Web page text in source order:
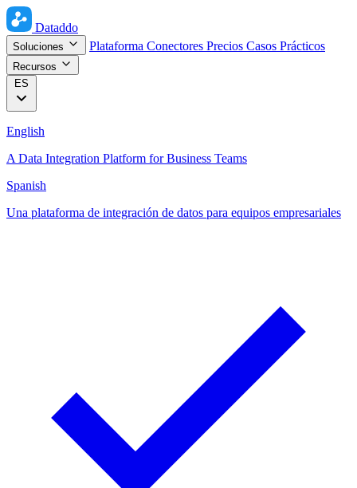
Dataddo
Soluciones Plataforma Conectores Precios Casos Prácticos
Recursos
ES
English
A Data Integration Platform for Business Teams
Spanish
Una plataforma de integración de datos para equipos empresariales